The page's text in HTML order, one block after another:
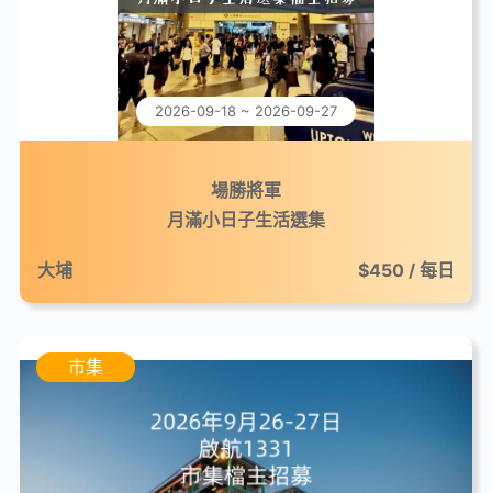
2026-09-18 ~ 2026-09-27
場勝將軍
月滿小日子生活選集
大埔 $450 / 每日
市集